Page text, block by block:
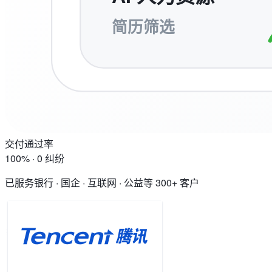
简历筛选
交付通过率
100% · 0 纠纷
已服务银行 · 国企 · 互联网 · 公益等 300+ 客户